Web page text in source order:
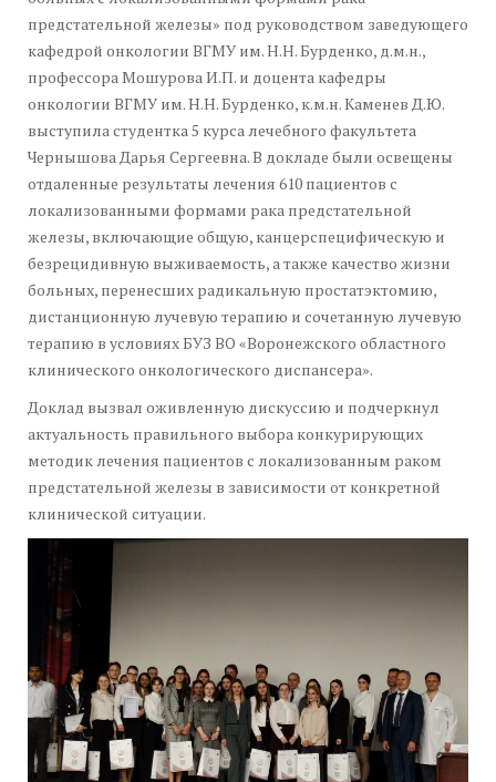
предстательной железы» под руководством заведующего
кафедрой онкологии ВГМУ им. Н.Н. Бурденко, д.м.н.,
профессора Мошурова И.П. и доцента кафедры
онкологии ВГМУ им. Н.Н. Бурденко, к.м.н. Каменев Д.Ю.
выступила студентка 5 курса лечебного факультета
Чернышова Дарья Сергеевна. В докладе были освещены
отдаленные результаты лечения 610 пациентов с
локализованными формами рака предстательной
железы, включающие общую, канцерспецифическую и
безрецидивную выживаемость, а также качество жизни
больных, перенесших радикальную простатэктомию,
дистанционную лучевую терапию и сочетанную лучевую
терапию в условиях БУЗ ВО «Воронежского областного
клинического онкологического диспансера».
Доклад вызвал оживленную дискуссию и подчеркнул
актуальность правильного выбора конкурирующих
методик лечения пациентов с локализованным раком
предстательной железы в зависимости от конкретной
клинической ситуации.